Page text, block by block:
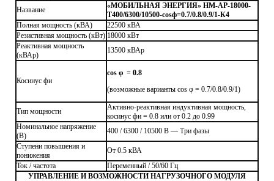
Название
«МОБИЛЬНАЯ ЭНЕРГИЯ» НМ-АР-18000-
Т400/6300/10500-cosф=0.7/0.8/0.9/1-К4
Полная мощность (кВА)
22500 кВА
Резистивная мощность (кВт) 18000 кВт
Реактивная мощность
(кВАр)
13500 кВАр
Косинус фи
cos φ = 0.8
(возможные варианты cos φ = 0.7/0.8/0.9/1)
Тип мощности
Активно-реактивная индуктивная мощность,
косинус фи = 0.8 или от 0.2 до 0.99
Номинальное напряжение
(В)
400 / 6300 / 10500 В — Три фазы
Ступени повышения и
понижения
От 0.5 кВА
Ток / частота
Переменный / 50/60 Гц
УПРАВЛЕНИЕ И ВОЗМОЖНОСТИ НАГРУЗОЧНОГО МОДУЛЯ